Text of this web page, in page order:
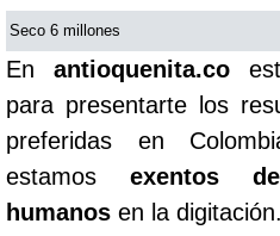
Seco 6 millones
Enantioquenita.co
para presentarte los
preferidas en
estamosexentos
humanos en la digitación.